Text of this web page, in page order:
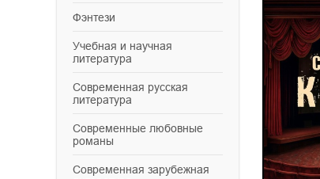
фэнтези
учебная и научная
литература
современная русская
литература
современные любовные
романы
современная зарубежная